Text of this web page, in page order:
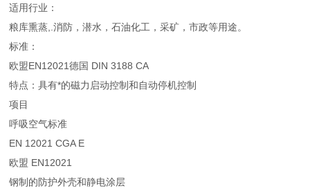
适用行业：
粮库熏蒸,.消防，潜水，石油化工，采矿，市政等用途。
标准：
欧盟EN12021德国 DIN 3188 CA
特点：具有*的磁力启动控制和自动停机控制
项目
呼吸空气标准
EN 12021 CGA E
欧盟 EN12021
钢制的防护外壳和静电涂层